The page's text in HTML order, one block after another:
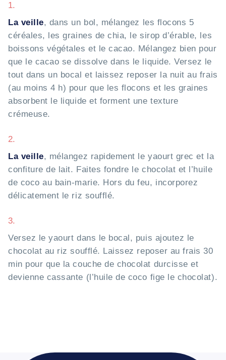
1.
La veille, dans un bol, mélangez les flocons 5
céréales, les graines de chia, le sirop d’érable, les
boissons végétales et le cacao. Mélangez bien pour
que le cacao se dissolve dans le liquide. Versez le
tout dans un bocal et laissez reposer la nuit au frais
(au moins 4 h) pour que les flocons et les graines
absorbent le liquide et forment une texture
crémeuse.
2.
La veille, mélangez rapidement le yaourt grec et la
confiture de lait. Faites fondre le chocolat et l’huile
de coco au bain-marie. Hors du feu, incorporez
délicatement le riz soufflé.
3.
Versez le yaourt dans le bocal, puis ajoutez le
chocolat au riz soufflé. Laissez reposer au frais 30
min pour que la couche de chocolat durcisse et
devienne cassante (l’huile de coco fige le chocolat).